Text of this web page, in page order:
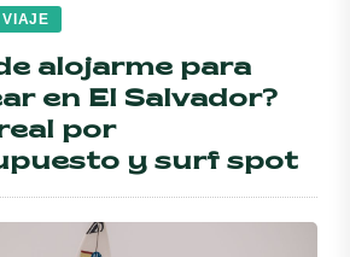
VIAJE
alojarme para
en El Salvador?
por
y surf spot